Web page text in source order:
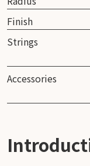
Finish
Strings
Accessories